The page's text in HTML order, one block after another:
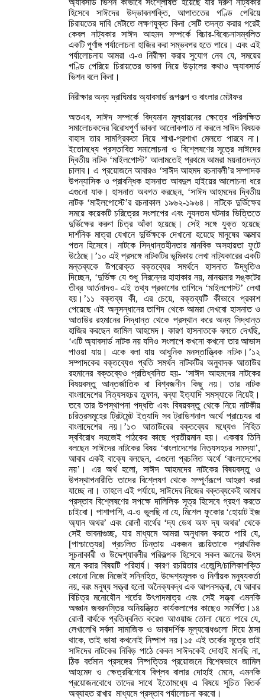
হিসেবে সাঈদের উদ্ভাবনশক্তি, আপাততের গণ্ডি পেরিয়ে
চিরায়তের দাবি মেটাতে লক্ষণযুক্ত কিনা সেটি তদন্ত করার পরেই
কেবল নাট্যকার সাঈদ আহমদ সম্পর্কে বিচার-বিবেচনাসম্বলিত
একটি পূর্ণাঙ্গ পর্যালোচনা হাজির করা সম্ভবপর হতে পারে। এবং এই
পর্যালোচনায় আমরা এ-ও নিরীক্ষা করার সুযোগ নেব যে, সময়ের
গণ্ডি পেরিয়ে চিরায়তের ভাবনা নিয়ে উড়ালের কথাও অ্যাবসার্ড
ভিশন বলে কিনা।
নিরীক্ষার অন্য দ্রাঘিমায় অ্যাবসার্ড রূপকল্প ও বাংলার মেটাফর
অতএব, সাঈদ সম্পর্কে বিদ্যমান মূল্যায়নের ক্ষেত্রে পরিলক্ষিত
সমালোচকদের বিরোধপূর্ণ ভাবনা আলোকপাত না করলে সাঈদ বিষয়ক
বাহাস তার সামগ্রিকতা নিয়ে শাখা-প্রশাখা মেলতে পারবে না।
ইতোমধ্যে প্রস্তাবিত সমালোচনা ও বিশ্লেষণের সূত্রে সাঈদের
দ্বিতীয় নাটক ‘মাইলপোস্ট’ আলামতেই প্রথমে আমরা ময়নাতদন্ত
চালাব। এ প্রয়োজনে আবারও ‘সাঈদ আহমদ রচনাবলী’র সম্পাদক
উপন্যাসিক ও প্রাবন্ধিক হাসনাত আবদুল হাইয়ের আলোচনা ধরে
এগুনো যাক। হাসনাত অবগত করছেন, ‘সাঈদ আহমদের দ্বিতীয়
নাটক ‘মাইলপোস্টে’র রচনাকাল ১৯৬২-১৯৬৪। নাটকে দুর্ভিক্ষের
সময়ে কয়েকটি চরিত্রের সংলাপের এবং ন্যূনতম ঘটনার ভিত্তিতে
দুর্ভিক্ষের করুণ চিত্র আঁকা হয়েছে। সেই সঙ্গে যুক্ত হয়েছে
দার্শনিক মাত্রা যেখানে দুর্ভিক্ষকে দেখানো হয়েছে মানুষের আত্মার
পতন হিসেবে। নাটকে সিদ্ধান্তহীনতার মানবিক অসহায়তা ফুটে
উঠেছে।’১০ এই প্রসঙ্গে নাটকটির ভূমিকায় লেখা নাট্যকারের একটি
মন্তব্যকে উপরোক্ত বক্তব্যের সমর্থনে হাসনাত উদ্ধৃতিও
দিচ্ছেন, ‘দুর্ভিক্ষ যে শুধু নিরন্নের হাহাকার নয়, মানবাত্মার সঙ্কটের
তীব্র আর্তনাদও- এই তথ্য প্রকাশের তাগিদে ‘মাইলপোস্ট’ লেখা
হয়।’১১ বক্তব্য কী, এর চেয়ে, বক্তব্যটি কীভাবে প্রকাশ
পেয়েছে এই অনুসন্ধানের তাগিদ থেকে আমরা দেখবো হাসনাত ও
আতাউর রহমানের সিদ্ধান্ত থেকে প্রস্থান করে অন্য সিদ্ধান্ত
হাজির করছেন জামিল আহমেদ। কারণ হাসনাতকে বলতে দেখছি,
‘এটি অ্যাবসার্ড নাটক নয় যদিও সংলাপে কখনো কখনো তার আভাস
পাওয়া যায়। একে বলা যায় আধুনিক মনস্তাত্ত্বিক নাটক।’১২
সম্পাদকের বক্তব্যেও প্রতি সমর্থন নাটকটির অনুবাদক আতাউর
রহমানের বক্তব্যেও প্রতিধ্বনিত হয়- ‘সাঈদ আহমদের নাটকের
বিষয়বস্তু আন্তর্জাতিক বা বিশ্বজনীন কিছু নয়। তার নাটক
বাংলাদেশের নিত্যসহচর তুফান, বন্যা ইত্যাদি সমস্যাকে নিয়েই।
তবে তার উপস্থাপনা পদ্ধতি এবং বিষয়বস্তু থেকে নিয়ে নাটকীয়
চরিত্রসমূহের ট্রিটমেন্ট ইত্যাদি সব ট্রাডিশনাল অর্থে প্রাচ্যের বা
বাংলাদেশের নয়।’১৩ আতাউরের বক্তব্যের মধ্যেও নিহিত
স্ববিরোধ সহজেই পাঠকের কাছে প্রতীয়মান হয়। একবার তিনি
বলছেন সাঈদের নাটকের বিষয় ‘বাংলাদেশের নিত্যসহচর সমস্যা’,
আবার একই বাক্যে বলছেন, এগুলো প্রচলিত অর্থে ‘বাংলাদেশের
নয়’। এর অর্থ হলো, সাঈদ আহমদের নাটকের বিষয়বস্তু ও
উপস্থাপনারীতি তাদের বিশ্লেষণ থেকে সম্পূর্ণরূপে আহরণ করা
যাচ্ছে না। তাহলে এই পর্যায়ে, সাঈদের নিজের বক্তব্যকেই আমার
প্রস্তাব বিশ্লেষণের সপক্ষে দালিলিক সূত্র হিসেবে গ্রহণ করতে
চাইবো। পাশাপাশি, এ-ও ভুলছি না যে, মিশেল ফুকোর ‘হোয়াট ইজ
অ্যান অথর’ এবং রোলাঁ বার্থের ‘দ্য ডেথ অফ দ্য অথর’ থেকে
সেই ভাবনাগুচ্ছ, যার মাধ্যমে আমরা অনুধাবন করতে পারি যে,
[পাশ্চাত্যের] প্রচলিত চিন্তায় একজন রচয়িতাকে প্রাথমিক
সূচনাকারী ও উদ্দেশ্যাবলীর পরিকল্পক হিসেবে সকল জ্ঞানের উৎস
মনে করার বিষয়টি পরিহার্য। কারণ রচয়িতার এজেন্সি/চালিকাশক্তি
কোনো নিজে নিজেই সন্নিহিত, উদ্দেশ্যমূলক ও নির্ণায়ক মনুষ্যকর্তা
নয়, বরং মনুষ্য সত্ত্বা হলো অনৈক্যবদ্ধ এক আপনসত্ত্বা, যে আবার
বিচিত্র মনোযৌন শর্তের উৎপাদমাত্র এবং সেই সত্ত্বা এমনকি
অজ্ঞান জবরদস্তির অনিয়ন্ত্রিত কার্যকলাপের কাছেও সমর্পিত।১৪
রোলাঁ বার্থকে প্রতিধ্বনিত করেও আওয়াজ তোলা যেতে পারে যে,
লেখালেখি সর্বদা সামাজিক ও ভাবাদর্শিক মূল্যবোধগুলো দিয়ে ঠাসা
থাকে, তাই ভাষা কখনোই নিষ্পাপ নয়।১৫ এই তর্কের সূত্রে তাই
সাঈদের নাটকের নিবিড় পাঠে কেবল সাঈদকেই দোহাই মানছি না,
ঠিক বর্তমান প্রসঙ্গের নিষ্পত্তির প্রয়োজনে বিশেষভাবে জামিল
আহমেদ ও ক্ষেত্রবিশেষে বিপ্লব বালার দোহাই মেনে, এমনকি
প্রয়োজনবোধে তাদের সাথে ইতোমধ্যে এ বিষয়ে সূচিত বিতর্ক
অব্যাহত রাখার মাধ্যমে প্রস্তাব পর্যালোচনা করবো।